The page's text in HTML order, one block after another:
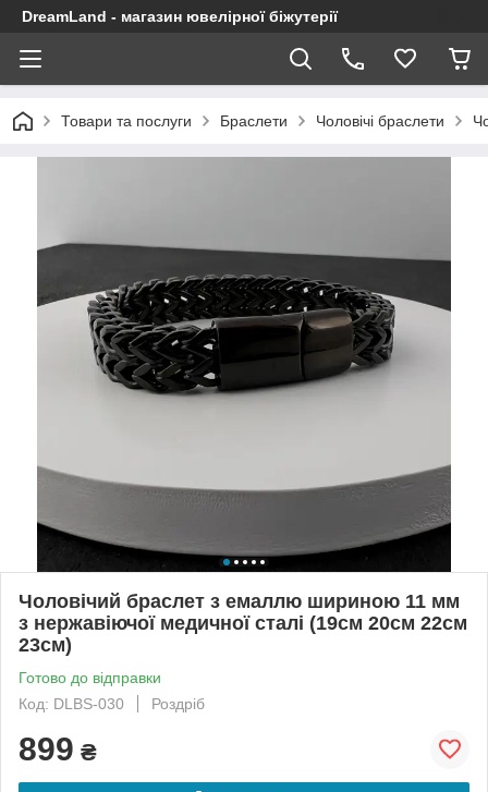
DreamLand - магазин ювелірної біжутерії
Товари та послуги Браслети Чоловічі браслети
Чоловічий браслет з емаллю шириною 11 мм
з нержавіючої медичної сталі (19см 20см 22см
23см)
Готово до відправки
Код: DLBS-030
Роздріб
899 ₴